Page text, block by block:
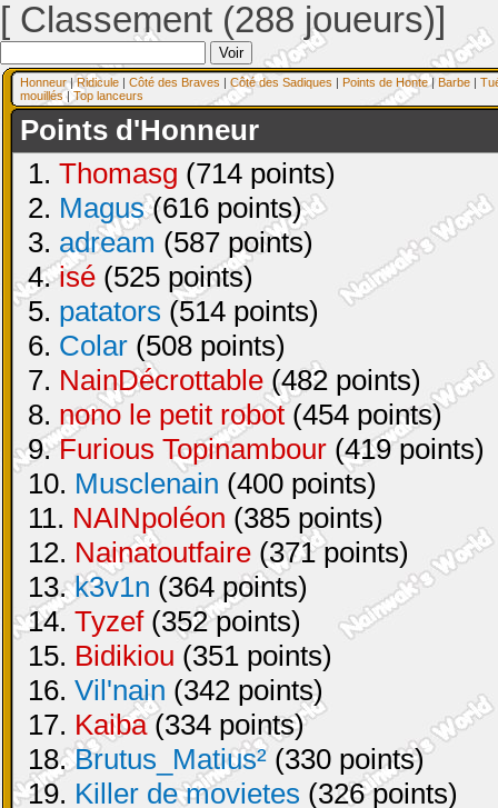
[ Classement (288 joueurs)]
Honneur|Ridicule | Côté des Braves | Côté des Sadiques | Points de Honte| Barbe |
mouillés| Top lanceurs
Points d'Honneur
1. Thomasg (714 points)
2. Magus(616 points)
3. adream (587 points)
4.isé (525 points)
5. patators (514 points)
6. Colar (508 points)
7. NainDécrottable (482 points)
8. nono le petit robot(454 points)
9.Furious Topinambour (419 points)
10. Musclenain (400 points)
11. NAINpoléon (385 points)
12. Nainatoutfaire (371 points)
13.k3v1n (364 points)
14. Tyzef(352 points)
15. Bidikiou (351 points)
16. Vil'nain (342 points)
17. Kaiba(334 points)
18.Brutus_Matius²(330 points)
19. Killer de movietes (326 points)